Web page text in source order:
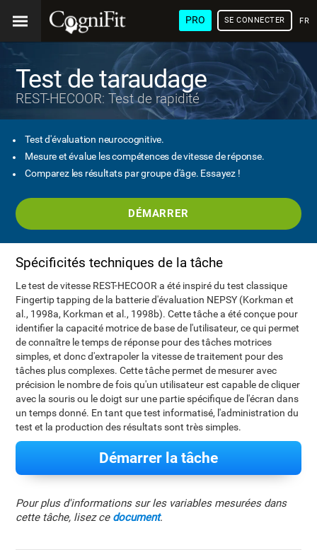
PRO SE CONNECTER
Test de taraudage
REST-HECOOR: Test de rapidité
Test d'évaluation neurocognitive.
Mesure et évalue les compétences de vitesse de réponse.
Comparez les résultats par groupe d'âge. Essayez !
DÉMARRER
Spécificités techniques de la tâche
Le test de vitesse REST-HECOOR a été inspiré du test classique
Fingertip tapping de la batterie d'évaluation NEPSY (Korkman et
al., 1998a, Korkman et al., 1998b). Cette tâche a été conçue pour
identifier la capacité motrice de base de l'utilisateur, ce qui permet
de connaître le temps de réponse pour des tâches motrices
simples, et donc d'extrapoler la vitesse de traitement pour des
tâches plus complexes. Cette tâche permet de mesurer avec
précision le nombre de fois qu'un utilisateur est capable de cliquer
avec la souris ou le doigt sur une partie spécifique de l'écran dans
un temps donné. En tant que test informatisé, l'administration du
test et la production des résultats sont très simples.
Démarrer la tâche
Pour plus d'informations sur les variables mesurées dans
cette tâche, lisez ce document.